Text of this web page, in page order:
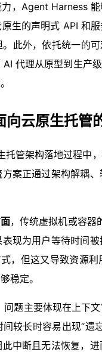
，Agent Harness
生的声明式 API 和
此外，依托统一的
代理从原型到生产
云原生托管
管架构落地过程中
案正通过架构解耦
，传统虚拟机或容器
现为用户等待时间
，但这又导致资源
稳定。
问题主要体现在上下
较长时容易出现“遗
中断且无法恢复，